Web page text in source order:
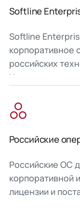
Softline
Softline
корпоративное
российских
Упрощенные
рамках единого
Российские
Российские ОС
корпоративной
лицензии и